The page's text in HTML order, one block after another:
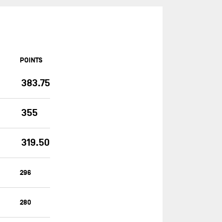
CAFÉ JOYEUX
WATER POSITIVE
CANADA OCEAN RACING - BE
WATER POSITIVE 1
CENTRAL LECHERA ASTURIANA
CHARAL
CHEMINÉES POUJOULAT
CORUM L'ÉPARGNE / TRANSAT
JACQUES VABRE 2019
POINTS
383.75
355
319.50
296
280